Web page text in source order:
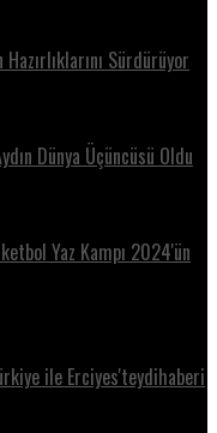
Sürdürüyor
Dünya Üçüncüsü Oldu
Yaz Kampı 2024'ün
ile Erciyes'teydihaberi